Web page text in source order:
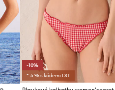
-10%
*-5 % s kódem: LST